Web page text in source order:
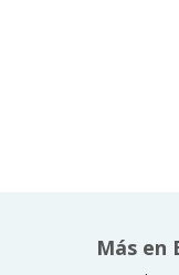
Más en